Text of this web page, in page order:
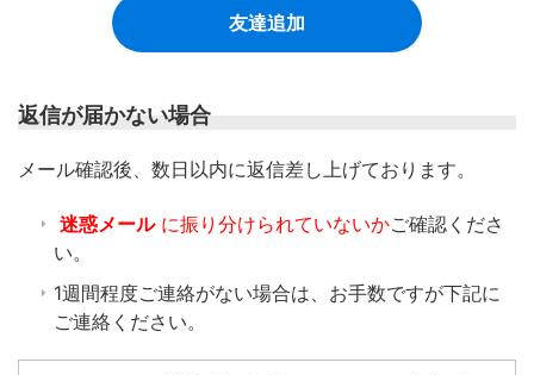
友達追加
返信が届かない場合
​メール確認後、数日以内に返信差し上げております。
迷惑メール に振り分けられていないかご確認くださ
い。
1週間程度ご連絡がない場合は、お手数ですが下記に
ご連絡ください。